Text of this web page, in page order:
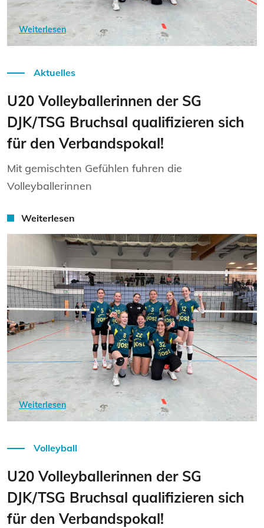
Weiterlesen
Aktuelles
U20 Volleyballerinnen der SG
DJK/TSG Bruchsal qualifizieren sich
für den Verbandspokal!
Mit gemischten Gefühlen fuhren die
Volleyballerinnen
Weiterlesen
Weiterlesen
Volleyball
U20 Volleyballerinnen der SG
DJK/TSG Bruchsal qualifizieren sich
für den Verbandspokal!